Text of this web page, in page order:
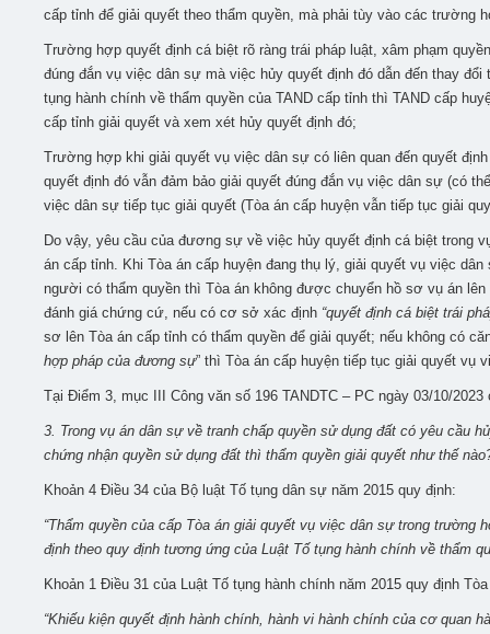
cấp tỉnh để giải quyết theo thẩm quyền, mà phải tùy vào các trường
Trường hợp quyết định cá biệt rõ ràng trái pháp luật, xâm phạm
đúng đắn vụ việc dân sự mà việc hủy quyết định đó dẫn đến thay
tụng hành chính về thẩm quyền của TAND cấp tỉnh thì TAND cấp
cấp tỉnh giải quyết và xem xét hủy quyết định đó;
Trường hợp khi giải quyết vụ việc dân sự có liên quan đến quyết
quyết định đó vẫn đảm bảo giải quyết đúng đắn vụ việc dân sự (có
việc dân sự tiếp tục giải quyết (Tòa án cấp huyện vẫn tiếp tục giải
Do vậy, yêu cầu của đương sự về việc hủy quyết định cá biệt trong
án cấp tỉnh. Khi Tòa án cấp huyện đang thụ lý, giải quyết vụ việc
người có thẩm quyền thì Tòa án không được chuyển hồ sơ vụ án
đánh giá chứng cứ, nếu có cơ sở xác định“quyết định cá biệt trái
sơ lên Tòa án cấp tỉnh có thẩm quyền để giải quyết; nếu không có
hợp pháp của đương sự” thì Tòa án cấp huyện tiếp tục giải quyết vụ
Tại Điểm 3, mục III Công văn số 196 TANDTC – PC ngày 03/10/
3. Trong vụ án dân sự về tranh chấp quyền sử dụng đất có yêu cầu
chứng nhận quyền sử dụng đất thì thẩm quyền giải quyết như thế
Khoản 4 Điều 34 của Bộ luật Tố tụng dân sự năm 2015 quy định:
“Thẩm quyền của cấp Tòa án giải quyết vụ việc dân sự trong
định theo quy định tương ứng của Luật Tố tụng hành chính về thẩm
Khoản 1 Điều 31 của Luật Tố tụng hành chính năm 2015 quy định
“Khiếu kiện quyết định hành chính, hành vi hành chính của cơ quan